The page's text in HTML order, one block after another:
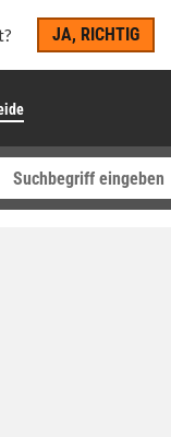
JA, RICHTIG